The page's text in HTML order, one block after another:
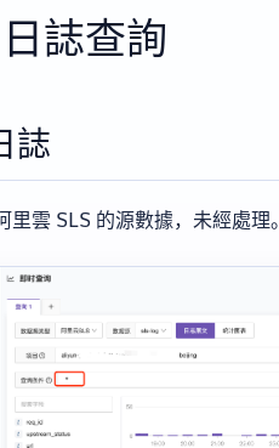
誌查詢
誌
里雲 SLS 的源數據，未經處理。